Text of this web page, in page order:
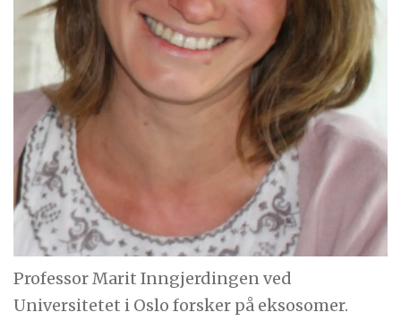
Professor Marit Inngjerdingen ved
Universitetet i Oslo forsker på eksosomer.